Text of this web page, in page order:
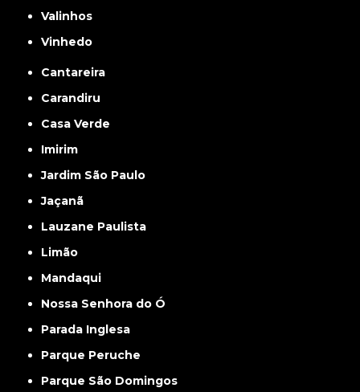
Valinhos
Vinhedo
Cantareira
Carandiru
Casa Verde
Imirim
Jardim São Paulo
Jaçanã
Lauzane Paulista
Limão
Mandaqui
Nossa Senhora do Ó
Parada Inglesa
Parque Peruche
Parque São Domingos